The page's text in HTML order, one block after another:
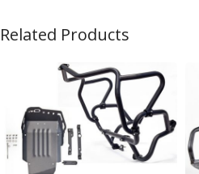
Related Products